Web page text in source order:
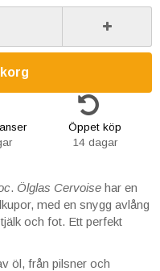
Öppet köp
14 dagar
. Ölglas Cervoise har en
med en snygg avlång
och fot. Ett perfekt
öl, från pilsner och